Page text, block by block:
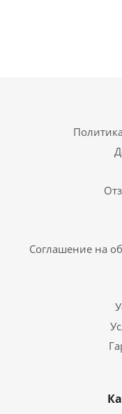
Соглашение на